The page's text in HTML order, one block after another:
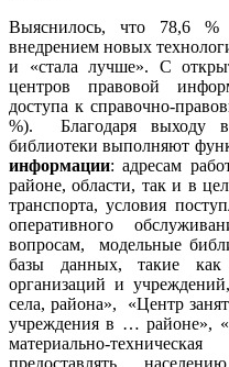
Выяснилось, что 78,6 %
внедрением новых
и «стала лучше». С
центров правовой
доступа к справочно-
%). Благодаря выходу
библиотеки выполняют
информации: адресам
районе, области, так и в
транспорта, условия
оперативного
вопросам, модельные
базы данных, такие
организаций и
села, района», «Центр
учреждения в … районе»,
материально-
предоставлять